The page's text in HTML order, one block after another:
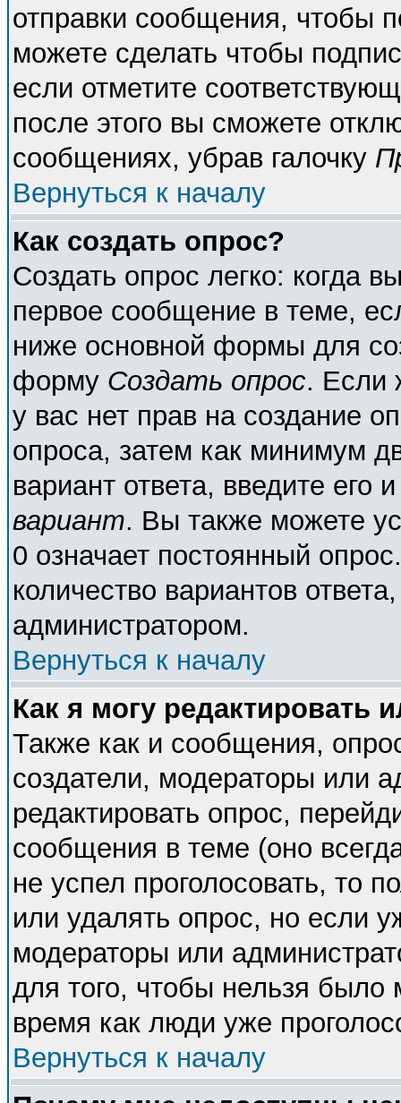
отправки сообщения, чтобы
можете сделать чтобы
если отметите
после этого вы сможете
сообщениях, убрав галочку
Вернуться к началу
Как создать опрос?
Создать опрос легко: когда
первое сообщение в теме,
ниже основной формы для
форму Создать опрос. Если
у вас нет прав на создание
опроса, затем как минимум
вариант ответа, введите его
вариант. Вы также можете
0 означает постоянный
количество вариантов
администратором.
Вернуться к началу
Как я могу редактировать
Также как и сообщения,
создатели, модераторы или
редактировать опрос,
сообщения в теме (оно
не успел проголосовать, то
или удалять опрос, но если
модераторы или
для того, чтобы нельзя было
время как люди уже
Вернуться к началу